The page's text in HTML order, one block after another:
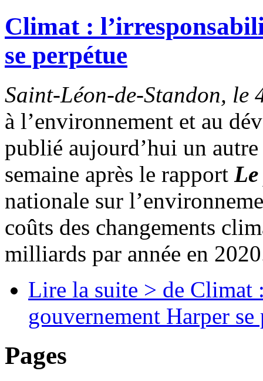
Climat :
se perpétue
Saint-Léon-de-Standon, le
à l’environnement et au
publié aujourd’hui un
semaine après le rapport
nationale sur
coûts des changements
milliards par année en
Lire la suite > de Climat
gouvernement Harper se
Pages